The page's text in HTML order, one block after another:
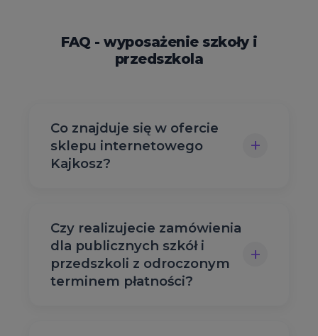
FAQ - wyposażenie szkoły i
przedszkola
Co znajduje się w ofercie
sklepu internetowego
Kajkosz?
+
Czy realizujecie zamówienia
dla publicznych szkół i
przedszkoli z odroczonym
terminem płatności?
+